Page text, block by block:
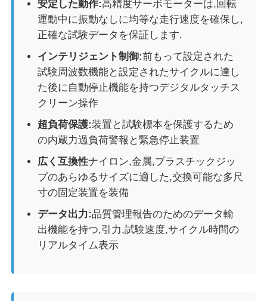
衝撃試験機
摩耗の試験機
ゴム製試験装置
履物試験装置
建築材料の試験装置
パッケージ試験装置
安定した動作:高精度サーボモーターは,回転
運動中に振動なしに均等な走行速度を確保し,
正確な試験データを保証します.
インテリジェント制御:前もって設定された
試験周波数機能と設定されたサイクルに達し
た後に自動停止機能を持つデジタルタッチス
クリーン操作
超負荷保護:装置と試験標本を保護するため
の内蔵力過負荷警報と緊急停止装置
広く互換性ナイロン,金属,プラスチックジッ
プのあらゆるサイズに適した,交換可能な多尺
寸の固定装置を装備
データ出力:品質管理報告のためのデータ輸
出機能を持つ,引力,試験速度,サイクル時間の
リアルタイム表示